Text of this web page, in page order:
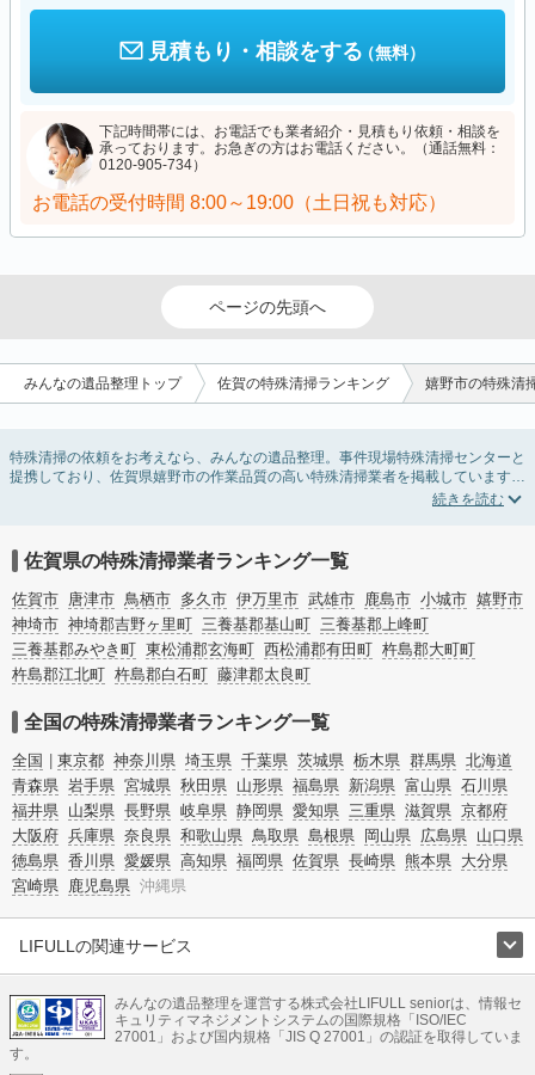
見積もり・相談をする（無料）
下記時間帯には、お電話でも業者紹介・見積もり依頼・相談を
承っております。お急ぎの方はお電話ください。（通話無料：
0120-905-734）
お電話の受付時間 8:00～19:00（土日祝も対応）
ページの先頭へ
みんなの遺品整理トップ 佐賀の特殊清掃ランキング 嬉野市の特殊清
特殊清掃の依頼をお考えなら、みんなの遺品整理。事件現場特殊清掃センターと
提携しており、佐賀県嬉野市の作業品質の高い特殊清掃業者を掲載しています。
孤独死・孤立死に伴う不用品の処分・回収・引き取りから、事件・事故・自殺現
ムによる原状回復・オゾン脱臭機による腐敗臭などの臭いの脱臭・消臭サービス
など絞り込み条件を利用し検索してみましょう。
また故人のご遺族だけでなく不動産管理会社様やオーナー様(賃貸家主様)、行政
のご担当者様でも相談できます。
佐賀県の特殊清掃業者ランキング一覧
佐賀市 唐津市 鳥栖市 多久市 伊万里市 武雄市 鹿島市 小城市 嬉野市
神埼市 神埼郡吉野ヶ里町 三養基郡基山町 三養基郡上峰町
三養基郡みやき町 東松浦郡玄海町 西松浦郡有田町 杵島郡大町町
杵島郡江北町 杵島郡白石町 藤津郡太良町
全国の特殊清掃業者ランキング一覧
全国 東京都 神奈川県 埼玉県 千葉県 茨城県 栃木県 群馬県 北海道
青森県 岩手県 宮城県 秋田県 山形県 福島県 新潟県 富山県 石川県
福井県 山梨県 長野県 岐阜県 静岡県 愛知県 三重県 滋賀県 京都府
大阪府 兵庫県 奈良県 和歌山県 鳥取県 島根県 岡山県 広島県 山口県
徳島県 香川県 愛媛県 高知県 福岡県 佐賀県 長崎県 熊本県 大分県
宮崎県 鹿児島県 沖縄県
LIFULLの関連サービス
不動産・住宅
引越し 老人ホーム 地方創生 ママの就労支援
不動産クラウドファンディング 遺品整理 老後の暮らし情報
みんなの遺品整理を運営する株式会社LIFULL seniorは、情報セ
キュリティマネジメントシステムの国際規格「ISO/IEC
27001」および国内規格「JIS Q 27001」の認証を取得していま
す。